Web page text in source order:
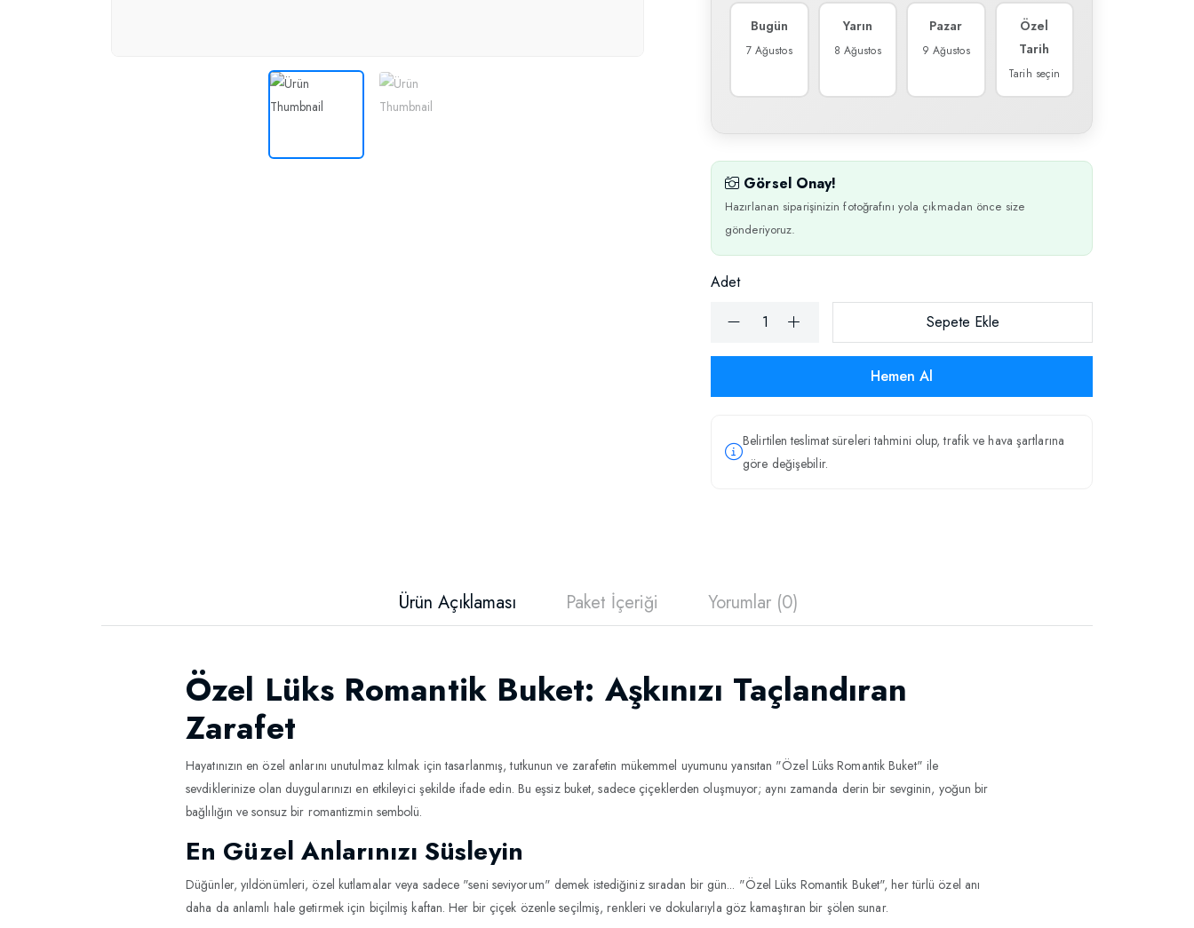
Bugün
7 Ağustos
Yarın
8 Ağustos
Pazar
9 Ağustos
Özel
Tarih
Tarih seçin
Görsel Onay!
Hazırlanan siparişinizin fotoğrafını yola çıkmadan önce size
gönderiyoruz.
Adet
Sepete Ekle
Hemen Al
Belirtilen teslimat süreleri tahmini olup, trafik ve hava şartlarına
göre değişebilir.
Ürün Açıklaması Paket İçeriği Yorumlar (0)
Özel Lüks Romantik Buket: Aşkınızı Taçlandıran
Zarafet
Hayatınızın en özel anlarını unutulmaz kılmak için tasarlanmış, tutkunun ve zarafetin mükemmel uyumunu yansıtan "Özel Lüks Romantik Buket" ile
sevdiklerinize olan duygularınızı en etkileyici şekilde ifade edin. Bu eşsiz buket, sadece çiçeklerden oluşmuyor; aynı zamanda derin bir sevginin, yoğun bir
bağlılığın ve sonsuz bir romantizmin sembolü.
En Güzel Anlarınızı Süsleyin
Düğünler, yıldönümleri, özel kutlamalar veya sadece "seni seviyorum" demek istediğiniz sıradan bir gün... "Özel Lüks Romantik Buket", her türlü özel anı
daha da anlamlı hale getirmek için biçilmiş kaftan. Her bir çiçek özenle seçilmiş, renkleri ve dokularıyla göz kamaştıran bir şölen sunar.